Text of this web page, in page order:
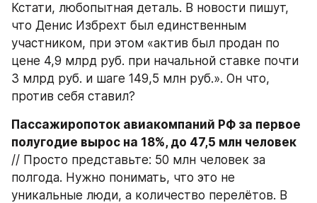
Кстати, любопытная деталь. В новости пишут,
что Денис Избрехт был единственным
участником, при этом «актив был продан по
цене 4,9 млрд руб. при начальной ставке почти
3 млрд руб. и шаге 149,5 млн руб.». Он что,
против себя ставил?
Пассажиропоток авиакомпаний РФ за первое
полугодие вырос на 18%, до 47,5 млн человек
// Просто представьте: 50 млн человек за
полгода. Нужно понимать, что это не
уникальные люди, а количество перелётов. В